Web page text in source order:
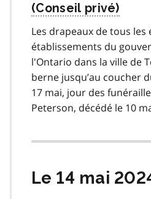
Les drapeaux de tous les
établissements du
l'Ontario dans la ville de
berne jusqu’au coucher
17 mai, jour des
Peterson, décédé le 10
Le 14 mai